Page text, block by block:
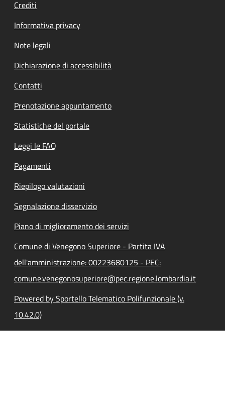
Crediti
Informativa privacy
Note legali
Dichiarazione di accessibilità
Contatti
Prenotazione appuntamento
Statistiche del portale
Leggi le FAQ
Pagamenti
Riepilogo valutazioni
Segnalazione disservizio
Piano di miglioramento dei servizi
Comune di Venegono Superiore - Partita IVA
dell'amministrazione: 00223680125 - PEC:
comune.venegonosuperiore@pec.regione.lombardia.it
Powered by Sportello Telematico Polifunzionale (v.
10.42.0)